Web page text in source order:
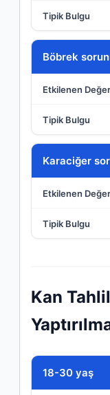
Böbrek
Karaciğer
Kan
Yaş Grubu
18-30 yaş